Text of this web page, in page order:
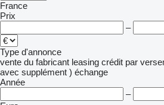
France
Prix
–
Type d'annonce
vente du fabricant leasing crédit par
avec supplément ) échange
Année
–